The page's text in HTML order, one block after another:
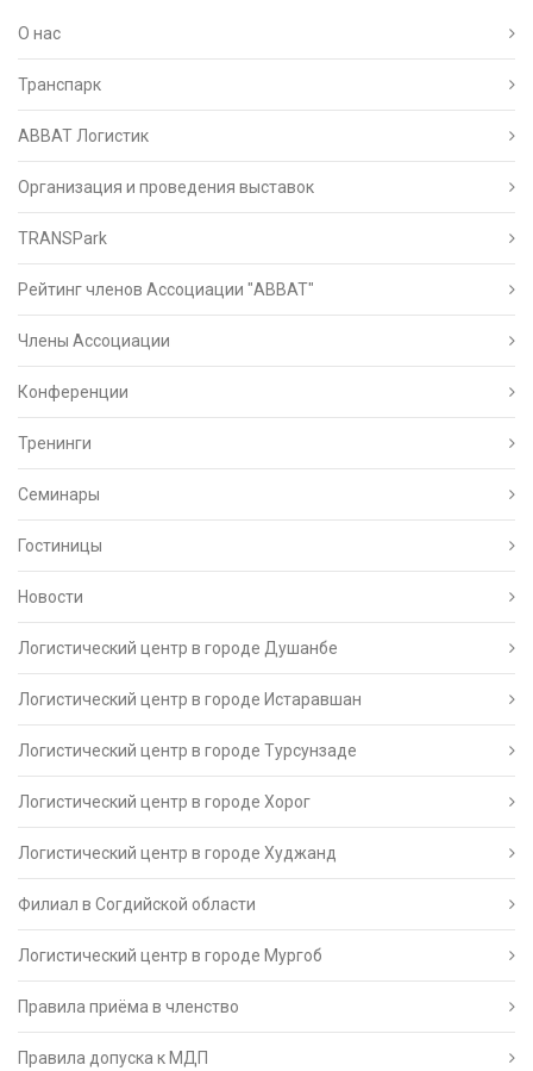
О нас
Транспарк
ABBAT Логистик
Организация и проведения выставок
TRANSPark
Рейтинг членов Ассоциации "АВВАТ"
Члены Ассоциации
Конференции
Тренинги
Семинары
Гостиницы
Новости
Логистический центр в городе Душанбе
Логистический центр в городе Истаравшан
Логистический центр в городе Турсунзаде
Логистический центр в городе Хорог
Логистический центр в городе Худжанд
Филиал в Согдийской области
Логистический центр в городе Мургоб
Правила приёма в членство
Правила допуска к МДП